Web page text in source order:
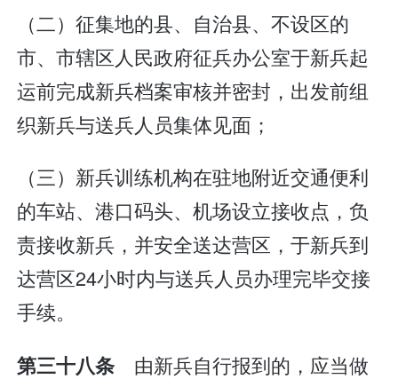
（二）征集地的县、自治县、不设区的
市、市辖区人民政府征兵办公室于新兵起
运前完成新兵档案审核并密封，出发前组
织新兵与送兵人员集体见面；
（三）新兵训练机构在驻地附近交通便利
的车站、港口码头、机场设立接收点，负
责接收新兵，并安全送达营区，于新兵到
达营区24小时内与送兵人员办理完毕交接
手续。
第三十八条 由新兵自行报到的，应当做